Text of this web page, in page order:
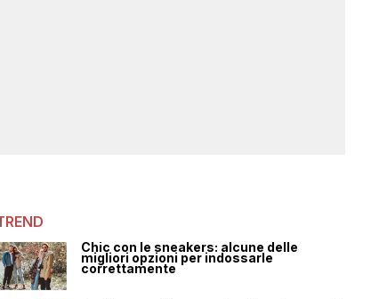
Chic con le sneakers: alcune delle
migliori opzioni per indossarle
correttamente